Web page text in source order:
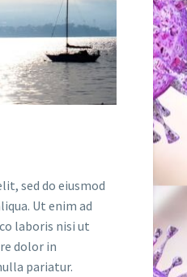
sed do eiusmod
Ut enim ad
laboris nisi ut
dolor in
pariatur.